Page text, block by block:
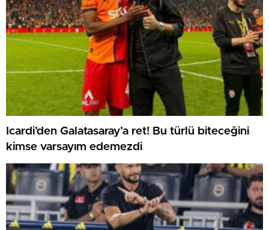
Icardi’den Galatasaray’a ret! Bu türlü biteceğini
kimse varsayım edemezdi